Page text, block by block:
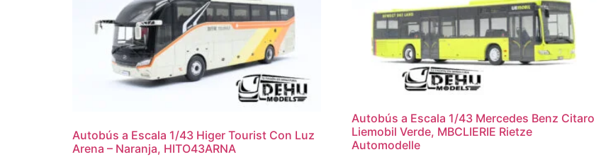
Autobús a Escala 1/43 Higer Tourist Con Luz
Arena – Naranja, HITO43ARNA
Autobús a Escala 1/43 Mercedes Benz Citaro
Liemobil Verde, MBCLIERIE Rietze
Automodelle